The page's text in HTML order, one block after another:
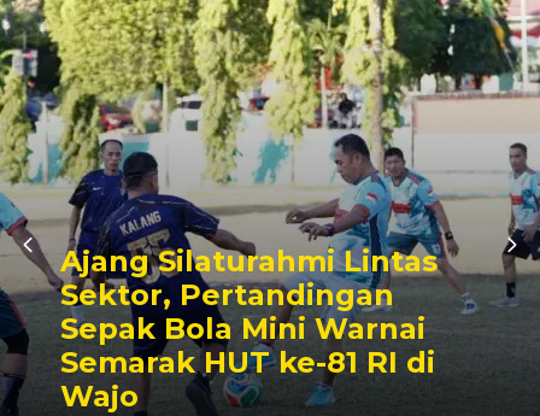
Kalahkan Unsur
Forkopimda, Bupati
Rosman Tampil Sebagai
Juara Lomba Makan
Kerupuk